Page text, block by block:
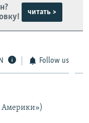
читать >
Follow us
Америки»)